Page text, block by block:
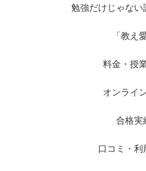
勉強だけじゃない
「教え
料金・授
オンライ
合格実
口コミ・利